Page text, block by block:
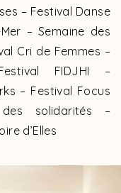
– Festival Danse
– Semaine des
Cri de Femmes –
FIDJHI –
– Festival Focus
solidarités –
d’Elles